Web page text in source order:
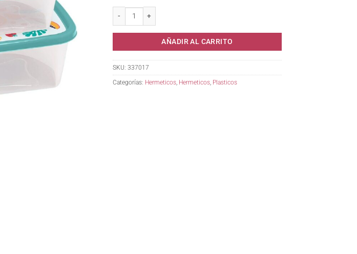
AÑADIR AL CARRITO
SKU: 337017
Categorías: Hermeticos, Hermeticos, Plasticos